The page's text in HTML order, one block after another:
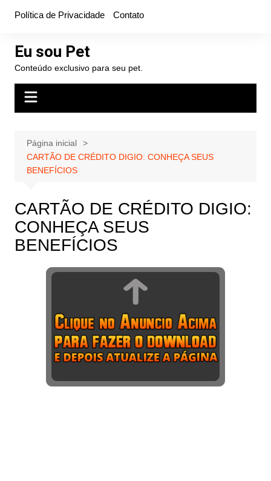
conteúdo
Política de Privacidade Contato
Eu sou Pet
Conteúdo exclusivo para seu pet.
Página inicial
CARTÃO DE CRÉDITO DIGIO: CONHEÇA SEUS
BENEFÍCIOS
CARTÃO DE CRÉDITO DIGIO:
CONHEÇA SEUS
BENEFÍCIOS